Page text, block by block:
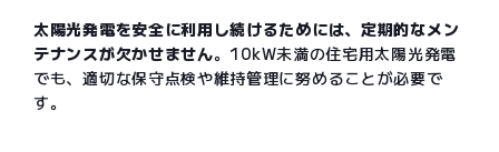
太陽光発電を安全に利用し続けるためには、定期的なメン
テナンスが欠かせません。10kW未満の住宅用太陽光発電
でも、適切な保守点検や維持管理に努めることが必要で
す。